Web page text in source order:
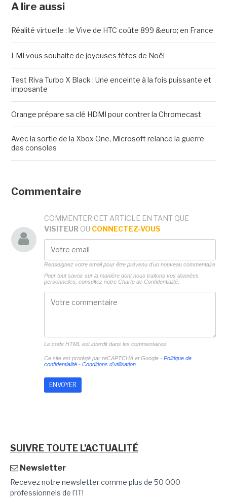
A lire aussi
Réalité virtuelle : le Vive de HTC coûte 899 &euro; en France
LMI vous souhaite de joyeuses fêtes de Noël
Test Riva Turbo X Black : Une enceinte à la fois puissante et
imposante
Orange prépare sa clé HDMI pour contrer la Chromecast
Avec la sortie de la Xbox One, Microsoft relance la guerre
des consoles
Commentaire
COMMENTER CET ARTICLE EN TANT QUE
VISITEUR OU CONNECTEZ-VOUS
Renseignez votre email pour être prévenu d'un nouveau commentaire
Pour tout savoir sur la manière dont nous traitons vos données
personnelles, consultez notre Charte de Confidentialité.
Le code HTML est interdit dans les commentaires
Ce site est protégé par reCAPTCHA et Google - Politique de
confidentialité- Conditions d'utilisation
SUIVRE TOUTE L'ACTUALITÉ
Newsletter
Recevez notre newsletter comme plus de 50 000
professionnels de l'IT!